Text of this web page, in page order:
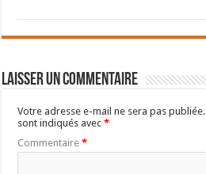
Laisser un commentaire
Votre adresse e-mail ne sera pas publiée.
sont indiqués avec*
Commentaire*